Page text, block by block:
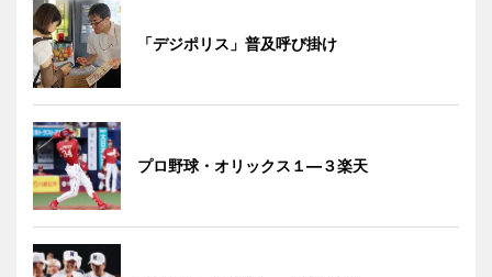
「デジポリス」普及呼び掛け
プロ野球・オリックス１―３楽天